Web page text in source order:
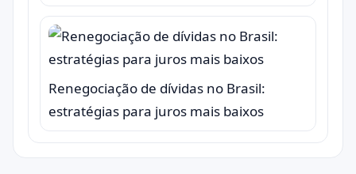
Renegociação de dívidas no Brasil:
estratégias para juros mais baixos